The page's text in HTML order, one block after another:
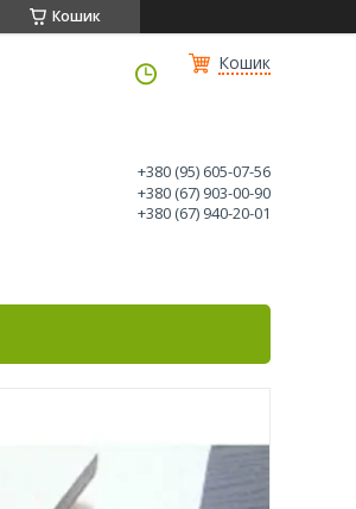
Кошик
Кошик
+380 (95) 605-07-56
+380 (67) 903-00-90
+380 (67) 940-20-01